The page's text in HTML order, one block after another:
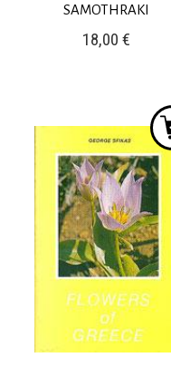
SAMOTHRAKI
18,00€